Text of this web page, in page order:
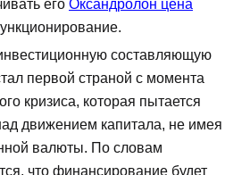
его Оксандролон цена
составляющую
первой страной с момента
кризиса, которая пытается
движением капитала, не имея
валюты. По словам
что финансирование будет